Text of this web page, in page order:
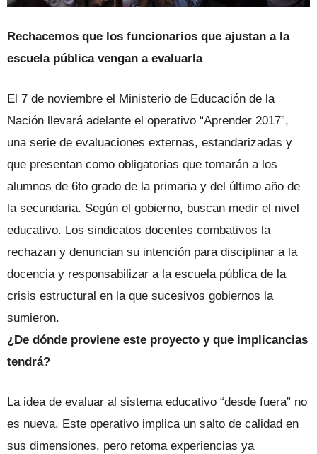
Rechacemos que los funcionarios que ajustan a la
escuela pública vengan a evaluarla
El 7 de noviembre el Ministerio de Educación de la
Nación llevará adelante el operativo “Aprender 2017”,
una serie de evaluaciones externas, estandarizadas y
que presentan como obligatorias que tomarán a los
alumnos de 6to grado de la primaria y del último año de
la secundaria. Según el gobierno, buscan medir el nivel
educativo. Los sindicatos docentes combativos la
rechazan y denuncian su intención para disciplinar a la
docencia y responsabilizar a la escuela pública de la
crisis estructural en la que sucesivos gobiernos la
sumieron.
¿De dónde proviene este proyecto y que implicancias
tendrá?
La idea de evaluar al sistema educativo “desde fuera” no
es nueva. Este operativo implica un salto de calidad en
sus dimensiones, pero retoma experiencias ya